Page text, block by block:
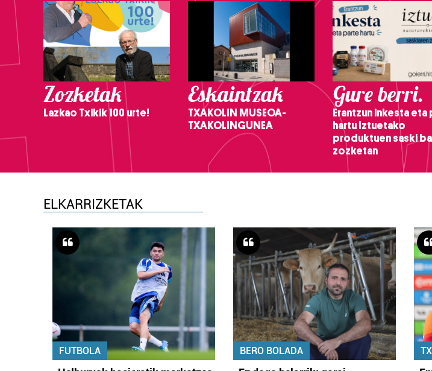
Zozketak
Lazkao Txikik 100 urte!
Eskaintzak
TXAKOLIN MUSEOA-
TXAKOLINGUNEA
Gure berri.
Erantzun inkesta eta
hartu Iztuetako
produktuen saski
zozketan
ELKARRIZKETAK
FUTBOLA BERO BOLADA